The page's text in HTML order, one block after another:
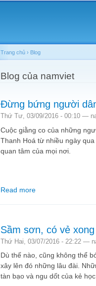
You are here
Trang chủ › Blog
Blog của namviet
Đừng bứng người
Thứ Tư, 03/09/2016 - 00:10 —
Cuộc giằng co của những
Thanh Hoá từ nhiều ngày
quan tâm của mọi nơi.
Read more
Sầm sơn, có vẻ
Thứ Hai, 03/07/2016 - 22:22 —
Dù thế nào, cũng không thể
xây lên đó những lâu đài.
tàn bạo và ngu dốt của kẻ